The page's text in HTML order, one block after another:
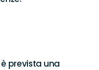
prevista una